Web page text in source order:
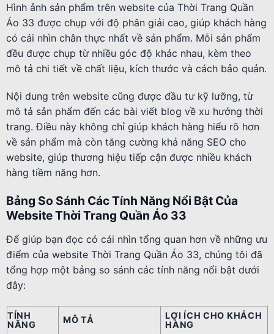
Hình ảnh sản phẩm trên website của Thời Trang Quần
Áo 33 được chụp với độ phân giải cao, giúp khách hàng
có cái nhìn chân thực nhất về sản phẩm. Mỗi sản phẩm
đều được chụp từ nhiều góc độ khác nhau, kèm theo
mô tả chi tiết về chất liệu, kích thước và cách bảo quản.
Nội dung trên website cũng được đầu tư kỹ lưỡng, từ
mô tả sản phẩm đến các bài viết blog về xu hướng thời
trang. Điều này không chỉ giúp khách hàng hiểu rõ hơn
về sản phẩm mà còn tăng cường khả năng SEO cho
website, giúp thương hiệu tiếp cận được nhiều khách
hàng tiềm năng hơn.
Bảng So Sánh Các Tính Năng Nổi Bật Của
Website Thời Trang Quần Áo 33
Để giúp bạn đọc có cái nhìn tổng quan hơn về những ưu
điểm của website Thời Trang Quần Áo 33, chúng tôi đã
tổng hợp một bảng so sánh các tính năng nổi bật dưới
đây:
TÍNH
NĂNG
MÔ TẢ
LỢI ÍCH CHO KHÁCH
HÀNG